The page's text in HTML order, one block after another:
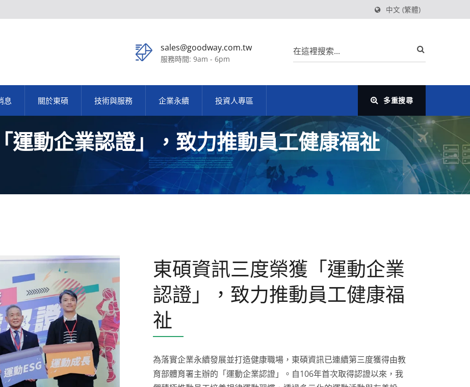
中文 (繁體)
sales@goodway.com.tw
服務時間: 9am - 6pm
息 關於東碩 技術與服務 企業永續 投資人專區 多重搜尋
運動企業認證」，致力推動員工健康福祉
東碩資訊三度榮獲「運動企業
認證」，致力推動員工健康福
祉
為落實企業永續發展並打造健康職場，東碩資訊已連續第三度獲得由教
育部體育署主辦的「運動企業認證」。自106年首次取得認證以來，我